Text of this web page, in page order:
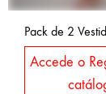
Pack de 2
Accede o